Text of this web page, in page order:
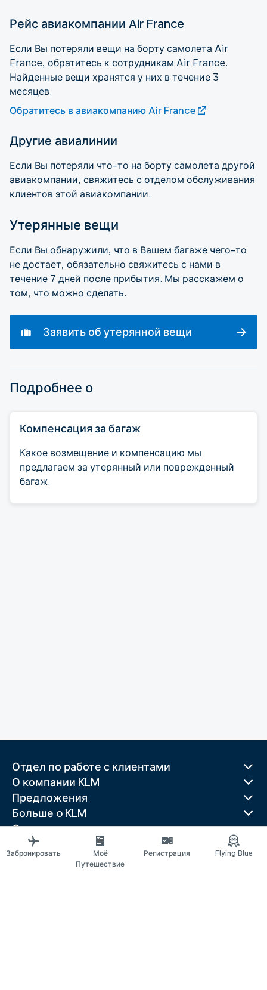
Рейс авиакомпании Air France
Если Вы потеряли вещи на борту самолета Air
France, обратитесь к сотрудникам Air France.
Найденные вещи хранятся у них в течение 3
месяцев.
Обратитесь в авиакомпанию Air France
Другие авиалинии
Если Вы потеряли что-то на борту самолета другой
авиакомпании, свяжитесь с отделом обслуживания
клиентов этой авиакомпании.
Утерянные вещи
Если Вы обнаружили, что в Вашем багаже чего-то
не достает, обязательно свяжитесь с нами в
течение 7 дней после прибытия. Мы расскажем о
том, что можно сделать.
Заявить об утерянной вещи
Подробнее о
Компенсация за багаж
Какое возмещение и компенсацию мы
предлагаем за утерянный или поврежденный
багаж.
Отдел по работе с клиентами
О компании KLM
Предложения
Больше o KLM
Скачать приложение
Связанные веб-сайты
Путеводители
Забронировать
Моё
Путешествие
Регистрация Flying Blue